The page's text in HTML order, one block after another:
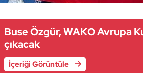
Buse Özgür, WAKO Avrupa
çıkacak
İçeriği Görüntüle